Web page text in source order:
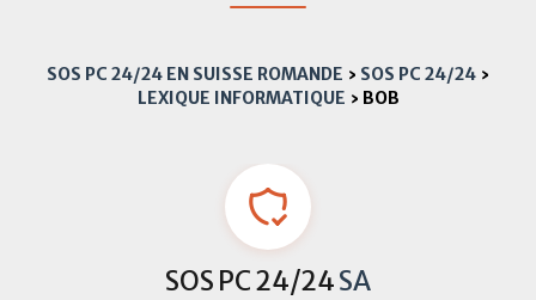
SOS PC 24/24 EN SUISSE ROMANDE › SOS PC 24/24 ›
LEXIQUE INFORMATIQUE › BOB
SOS PC 24/24SA